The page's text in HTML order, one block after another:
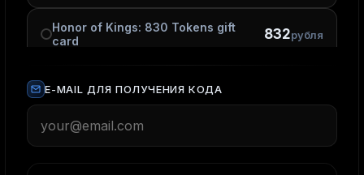
Honor of Kings: 830 Tokens gift
card
832рубля
gift card
Honor of Kings: 2508 Tokens
gift card
E-MAIL ДЛЯ ПОЛУЧЕНИЯ КОДА